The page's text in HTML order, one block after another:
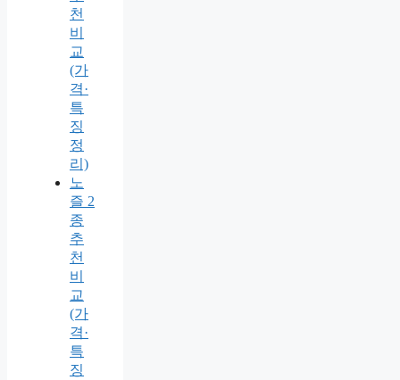
천
비
교
(가
격·
특
징
정
리)
노
즐 2
종
추
천
비
교
(가
격·
특
징